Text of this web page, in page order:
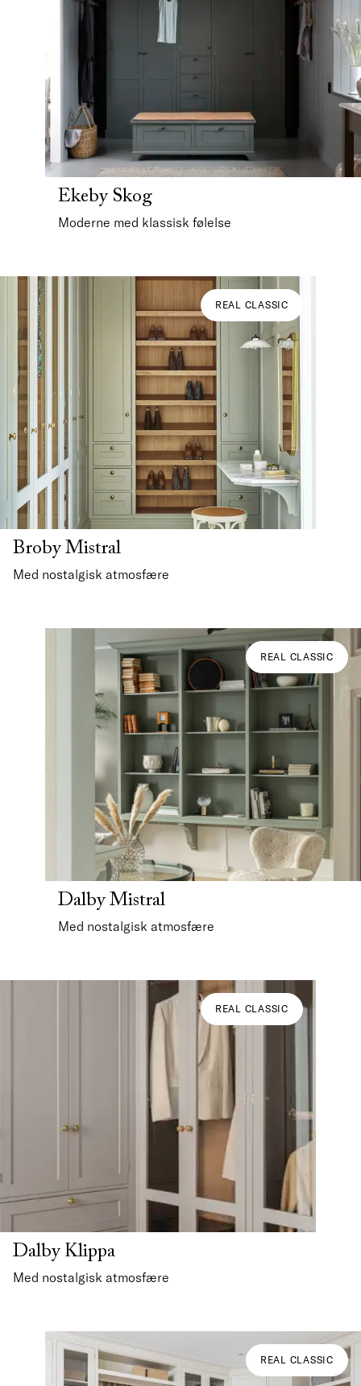
Ekeby Skog
Moderne med klassisk følelse
REAL CLASSIC
Broby Mistral
Med nostalgisk atmosfære
REAL CLASSIC
Dalby Mistral
Med nostalgisk atmosfære
REAL CLASSIC
Dalby Klippa
Med nostalgisk atmosfære
REAL CLASSIC